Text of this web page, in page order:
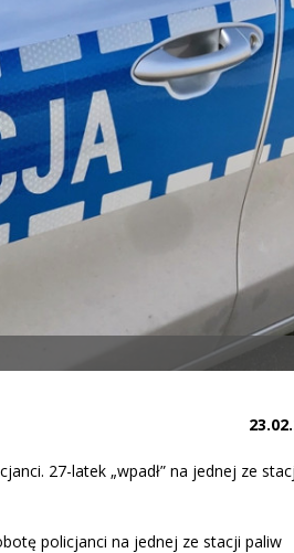
27-latek „wpadł” na jednej ze
policjanci na jednej ze stacji paliw